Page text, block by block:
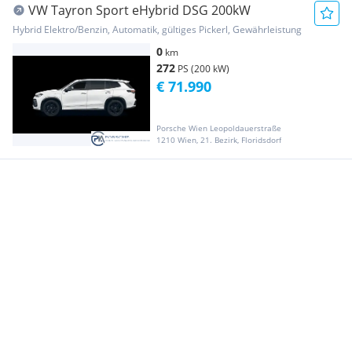
VW Tayron Sport eHybrid DSG 200kW
Hybrid Elektro/Benzin, Automatik, gültiges Pickerl, Gewährleistung
0 km
272 PS (200 kW)
Porsche Wien Leopoldauerstraße
1210 Wien, 21. Bezirk, Floridsdorf
€ 71.990